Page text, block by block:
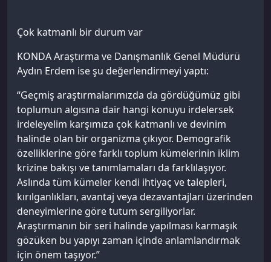
Çok katmanlı bir durum var
KONDA Araştırma ve Danışmanlık Genel Müdürü
Aydın Erdem ise şu değerlendirmeyi yaptı:
“Geçmiş araştırmalarımızda da gördüğümüz gibi
toplumun algısına dair hangi konuyu irdelersek
irdeleyelim karşımıza çok katmanlı ve devinim
halinde olan bir organizma çıkıyor. Demografik
özelliklerine göre farklı toplum kümelerinin iklim
krizine bakışı ve tanımlamaları da farklılaşıyor.
Aslında tüm kümeler kendi ihtiyaç ve talepleri,
kırılganlıkları, avantaj veya dezavantajları üzerinden
deneyimlerine göre tutum sergiliyorlar.
Araştırmanın bir seri halinde yapılması karmaşık
gözüken bu yapıyı zaman içinde anlamlandırmak
için önem taşıyor.”